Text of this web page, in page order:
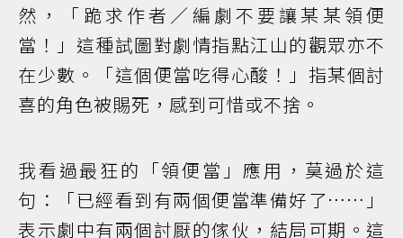
然，「跪求作者／編劇不要讓某某領便
當！」這種試圖對劇情指點江山的觀眾亦不
在少數。「這個便當吃得心酸！」指某個討
喜的角色被賜死，感到可惜或不捨。
我看過最狂的「領便當」應用，莫過於這
句：「已經看到有兩個便當準備好了……」
表示劇中有兩個討厭的傢伙，結局可期。這